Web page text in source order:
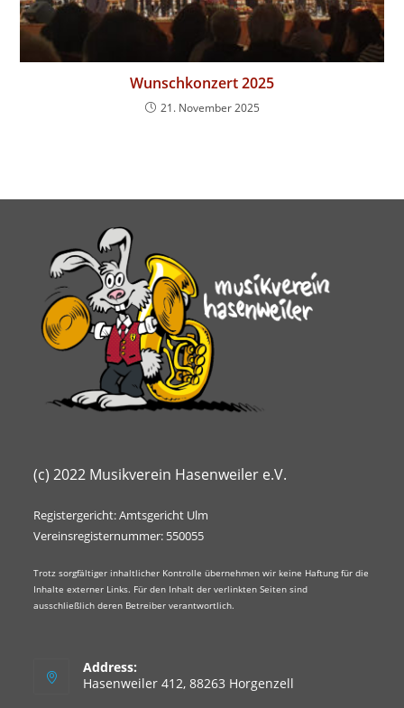
Wunschkonzert 2025
21. November 2025
(c) 2022 Musikverein Hasenweiler e.V.
Registergericht: Amtsgericht Ulm
Vereinsregisternummer: 550055
Trotz sorgfältiger inhaltlicher Kontrolle übernehmen wir keine Haftung für die
Inhalte externer Links. Für den Inhalt der verlinkten Seiten sind
ausschließlich deren Betreiber verantwortlich.
Address:
Hasenweiler 412, 88263 Horgenzell